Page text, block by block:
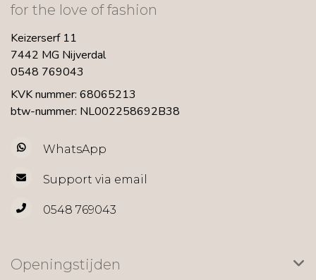
for the love of fashion
Keizerserf 11
7442 MG Nijverdal
0548 769043
KVK nummer: 68065213
btw-nummer: NL002258692B38
WhatsApp
Support via email
0548 769043
Openingstijden